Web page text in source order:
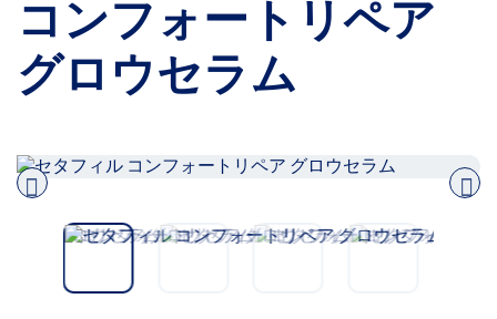
コンフォートリペア
グロウセラム